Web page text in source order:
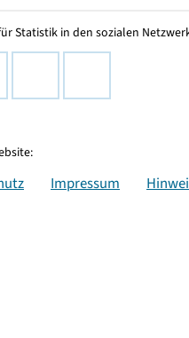
Statistik in den sozialen
Impressum